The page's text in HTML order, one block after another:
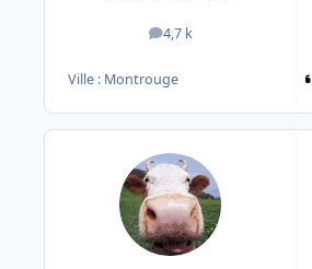
4,7 k
messages
Ville : Montrouge